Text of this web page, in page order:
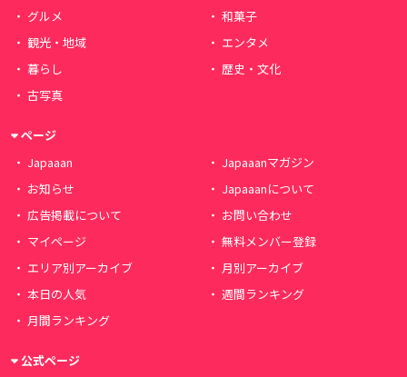
グルメ
和菓子
観光・地域
エンタメ
暮らし
歴史・文化
古写真
ページ
Japaaan
Japaaanマガジン
お知らせ
Japaaanについて
広告掲載について
お問い合わせ
マイページ
無料メンバー登録
エリア別アーカイブ
月別アーカイブ
本日の人気
週間ランキング
月間ランキング
公式ページ